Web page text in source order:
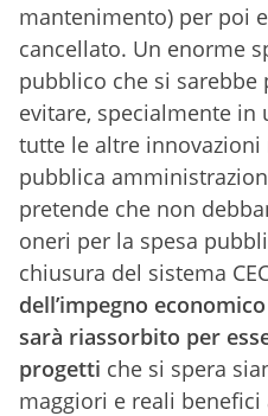
mantenimento) per poi
cancellato. Un enorme
pubblico che si
evitare, specialmente
tutte le altre
pubblica
pretende che non
oneri per la spesa
chiusura del sistema
dell’impegno
sarà riassorbito per
progetti che si spera
maggiori e reali